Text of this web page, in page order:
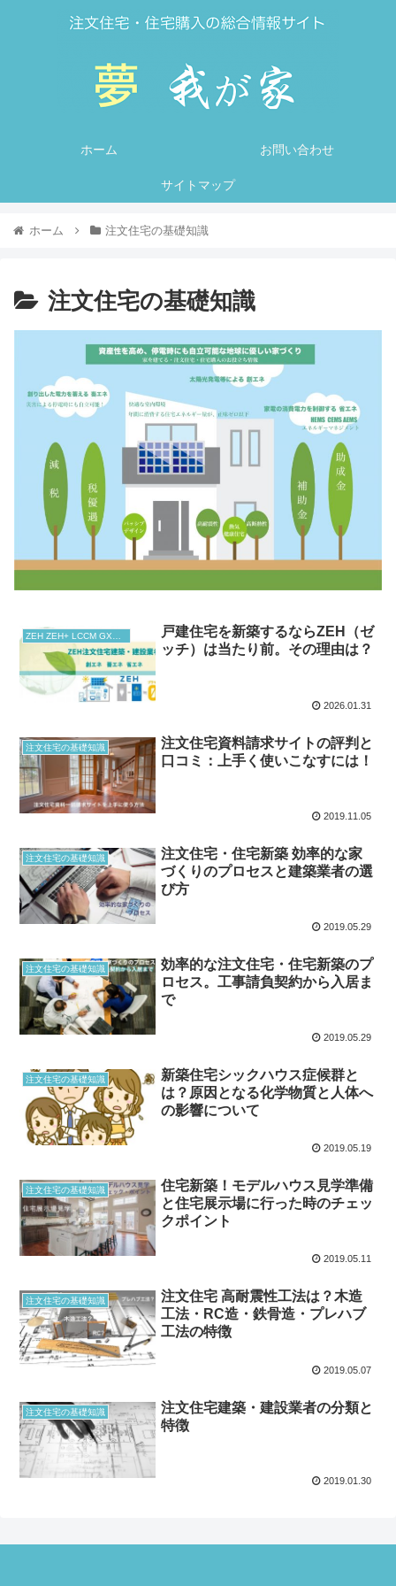
ホーム お問い合わせ
サイトマップ
ホーム 注文住宅の基礎知識
注文住宅の基礎知識
ZEH ZEH+ LCCM GX志向型住宅
戸建住宅を新築するならZEH（ゼ
ッチ）は当たり前。その理由は？
2026.01.31
注文住宅の基礎知識
注文住宅資料請求サイトの評判と
口コミ：上手く使いこなすには！
2019.11.05
注文住宅の基礎知識
注文住宅・住宅新築 効率的な家
づくりのプロセスと建築業者の選
び方
2019.05.29
注文住宅の基礎知識
効率的な注文住宅・住宅新築のプ
ロセス。工事請負契約から入居ま
で
2019.05.29
注文住宅の基礎知識
新築住宅シックハウス症候群と
は？原因となる化学物質と人体へ
の影響について
2019.05.19
注文住宅の基礎知識
住宅新築！モデルハウス見学準備
と住宅展示場に行った時のチェッ
クポイント
2019.05.11
注文住宅の基礎知識
注文住宅 高耐震性工法は？木造
工法・RC造・鉄骨造・プレハブ
工法の特徴
2019.05.07
注文住宅の基礎知識
注文住宅建築・建設業者の分類と
特徴
2019.01.30